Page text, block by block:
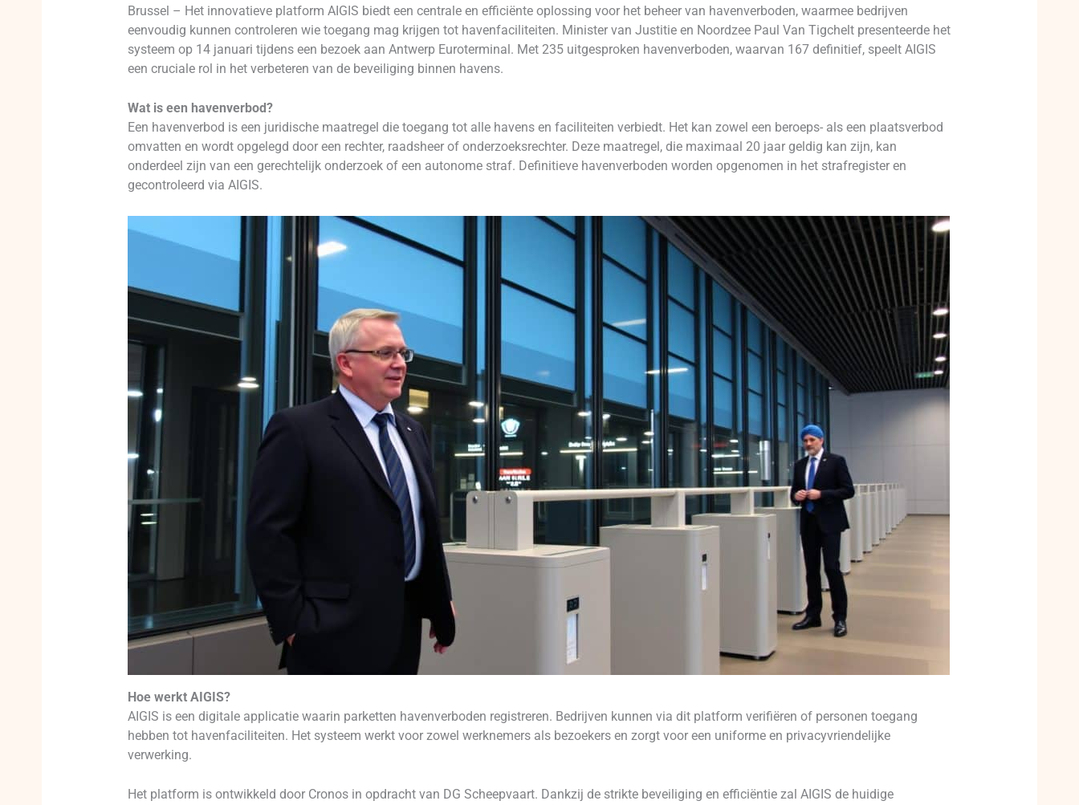
Brussel – Het innovatieve platform AIGIS biedt een centrale en efficiënte oplossing voor het beheer van havenverboden, waarmee bedrijven
eenvoudig kunnen controleren wie toegang mag krijgen tot havenfaciliteiten. Minister van Justitie en Noordzee Paul Van Tigchelt presenteerde het
systeem op 14 januari tijdens een bezoek aan Antwerp Euroterminal. Met 235 uitgesproken havenverboden, waarvan 167 definitief, speelt AIGIS
een cruciale rol in het verbeteren van de beveiliging binnen havens.
Wat is een havenverbod?
Een havenverbod is een juridische maatregel die toegang tot alle havens en faciliteiten verbiedt. Het kan zowel een beroeps- als een plaatsverbod
omvatten en wordt opgelegd door een rechter, raadsheer of onderzoeksrechter. Deze maatregel, die maximaal 20 jaar geldig kan zijn, kan
onderdeel zijn van een gerechtelijk onderzoek of een autonome straf. Definitieve havenverboden worden opgenomen in het strafregister en
gecontroleerd via AIGIS.
Hoe werkt AIGIS?
AIGIS is een digitale applicatie waarin parketten havenverboden registreren. Bedrijven kunnen via dit platform verifiëren of personen toegang
hebben tot havenfaciliteiten. Het systeem werkt voor zowel werknemers als bezoekers en zorgt voor een uniforme en privacyvriendelijke
verwerking.
Het platform is ontwikkeld door Cronos in opdracht van DG Scheepvaart. Dankzij de strikte beveiliging en efficiëntie zal AIGIS de huidige